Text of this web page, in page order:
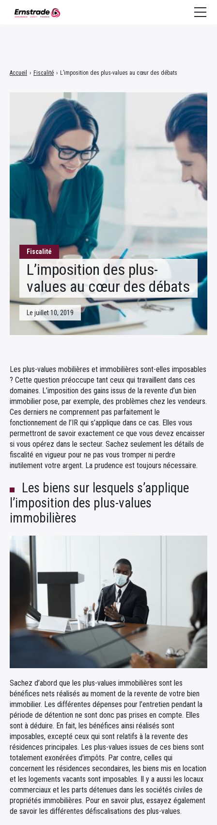
Fiscalité
L’imposition des plus-
values au cœur des débats
Le juillet 10, 2019
Accueil › Fiscalité › L’imposition des plus-values au cœur des débats
Les plus-values mobilières et immobilières sont-elles imposables
? Cette question préoccupe tant ceux qui travaillent dans ces
domaines. L’imposition des gains issus de la revente d’un bien
immobilier pose, par exemple, des problèmes chez les vendeurs.
Ces derniers ne comprennent pas parfaitement le
fonctionnement de l’IR qui s’applique dans ce cas. Elles vous
permettront de savoir exactement ce que vous devez encaisser
si vous opérez dans le secteur. Sachez seulement les détails de
fiscalité en vigueur pour ne pas vous tromper ni perdre
inutilement votre argent. La prudence est toujours nécessaire.
Les biens sur lesquels s’applique
l’imposition des plus-values
immobilières
Sachez d’abord que les plus-values immobilières sont les
bénéfices nets réalisés au moment de la revente de votre bien
immobilier. Les différentes dépenses pour l’entretien pendant la
période de détention ne sont donc pas prises en compte. Elles
sont à déduire. En fait, les bénéfices ainsi réalisés sont
imposables, excepté ceux qui sont relatifs à la revente des
résidences principales. Les plus-values issues de ces biens sont
totalement exonérées d’impôts. Par contre, celles qui
concernent les résidences secondaires, les biens mis en location
et les logements vacants sont imposables. Il y a aussi les locaux
commerciaux et les parts détenues dans les sociétés civiles de
propriétés immobilières. Pour en savoir plus, essayez également
de savoir les différentes défiscalisations des plus-values.
Crédit à la consommation
Crédit immobilier
Fiscalité